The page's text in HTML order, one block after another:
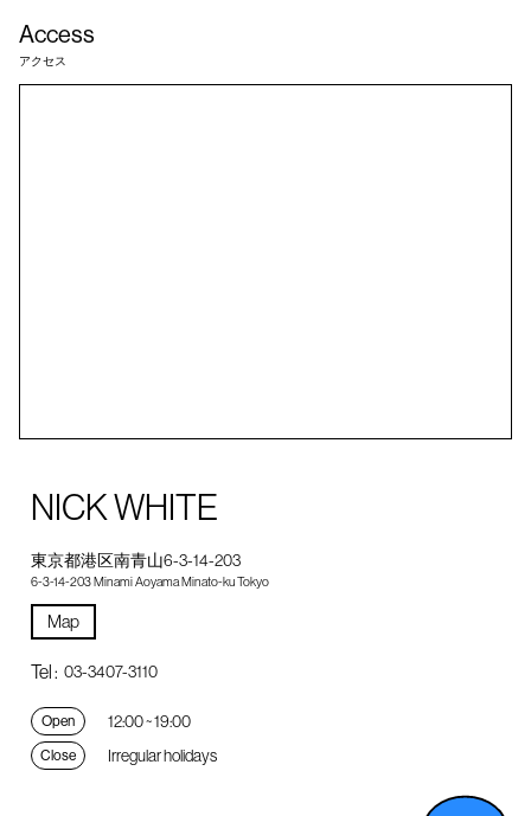
Access
アクセス
NICK WHITE
東京都港区南青山6-3-14-203
6-3-14-203 Minami Aoyama Minato-ku Tokyo
Map
Tel : 03-3407-3110
Open 12:00 ~ 19:00
Close Irregular holidays